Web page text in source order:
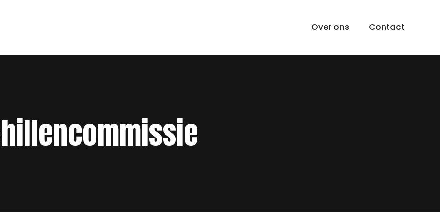
Over ons Contact